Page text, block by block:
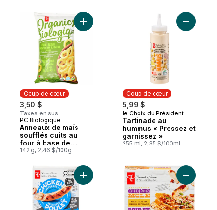
Coup de cœur
3,50 $
Taxes en sus
Coup de cœur
PC Biologique
Anneaux de maïs
soufflés cuits au
four à base de
plantes, saveur
oignon
142 g, 2,46 $/100g
Ajouter Anneaux de maïs soufflés cuits
Coup de cœur
5,99 $
Coup de cœur
le Choix du Président
Tartinade au
hummus « Pressez et
garnissez »
255 ml, 2,35 $/100ml
Ajouter
Ajouter Saucisses de poulet fumées
Ajouter